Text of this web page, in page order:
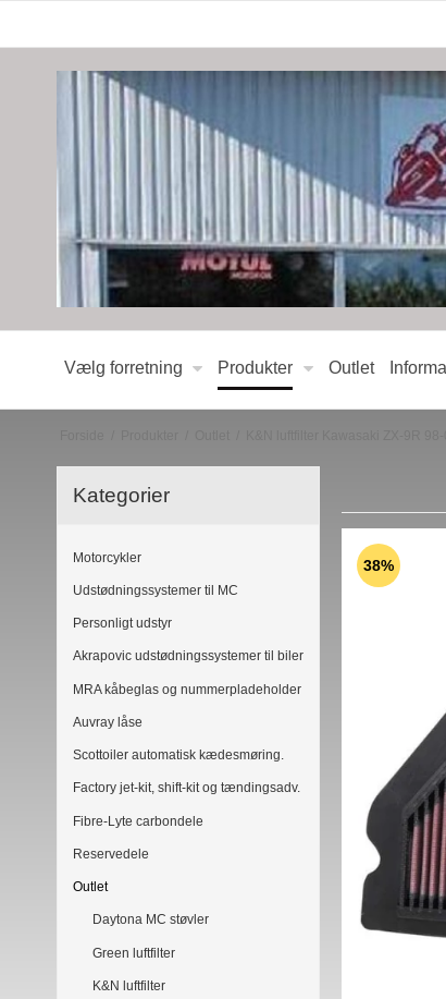
Vælg forretning Produkter Outlet
Kategorier
Motorcykler
Udstødningssystemer til MC
Personligt udstyr
Akrapovic udstødningssystemer til biler
MRA kåbeglas og nummerpladeholder
Auvray låse
Scottoiler automatisk kædesmøring.
Factory jet-kit, shift-kit og tændingsadv.
Fibre-Lyte carbondele
Reservedele
Outlet
Daytona MC støvler
Green luftfilter
K&N luftfilter
38%